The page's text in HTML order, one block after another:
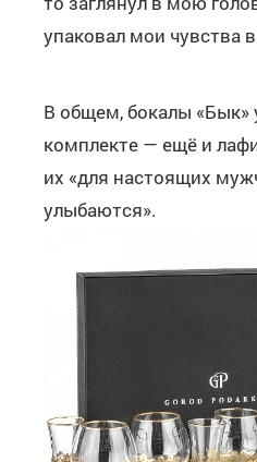
упаковал мои чувства
В общем, бокалы «Бык»
комплекте — ещё и
их «для настоящих
улыбаются».